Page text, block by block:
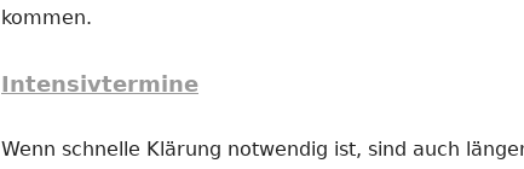
kommen.
Intensivtermine
Wenn schnelle Klärung notwendig ist, sind auch